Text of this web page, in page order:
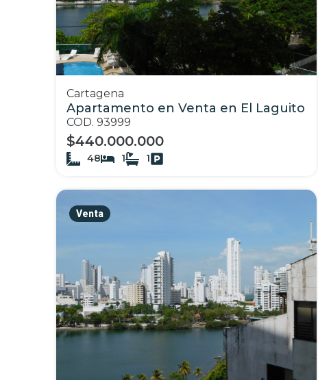
Cartagena
Apartamento en Venta en El Laguito
COD. 93999
$440.000.000
48 1 1
Venta